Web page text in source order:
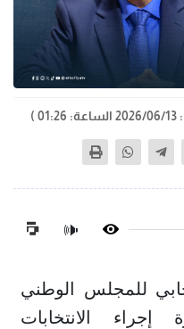
)
🔊
للمجلس الوطني
الانتخابات